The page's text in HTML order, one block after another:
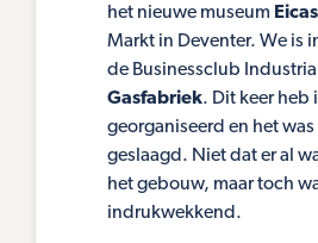
het nieuwe museum Eicas
Markt in Deventer. We is
de Businessclub
Gasfabriek. Dit keer heb
georganiseerd en het was
geslaagd. Niet dat er al
het gebouw, maar toch
indrukwekkend.